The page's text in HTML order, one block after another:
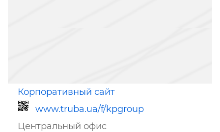
Корпоративный сайт
www.truba.ua/f/kpgroup
Центральный офис